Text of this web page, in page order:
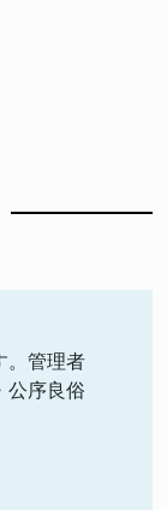
。管理者
公序良俗